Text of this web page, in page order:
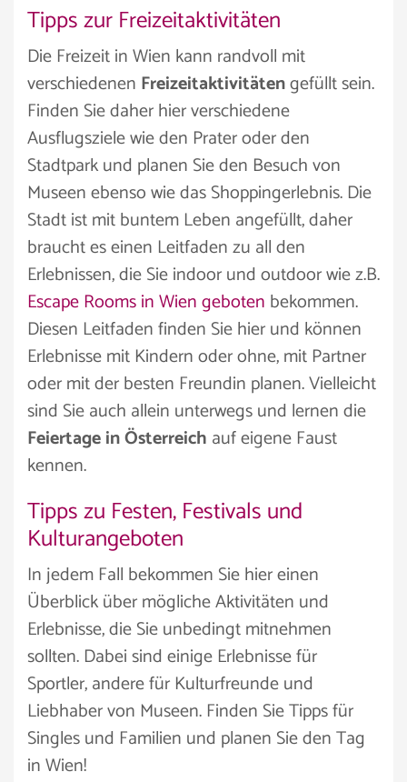
Tipps zur Freizeitaktivitäten
Die Freizeit in Wien kann randvoll mit
verschiedenen Freizeitaktivitätengefüllt sein.
Finden Sie daher hier verschiedene
Ausflugsziele wie den Prater oder den
Stadtpark und planen Sie den Besuch von
Museen ebenso wie das Shoppingerlebnis. Die
Stadt ist mit buntem Leben angefüllt, daher
braucht es einen Leitfaden zu all den
Erlebnissen, die Sie indoor und outdoor wie z.B.
Escape Rooms in Wien geboten bekommen.
Diesen Leitfaden finden Sie hier und können
Erlebnisse mit Kindern oder ohne, mit Partner
oder mit der besten Freundin planen. Vielleicht
sind Sie auch allein unterwegs und lernen die
Feiertage in Österreich auf eigene Faust
kennen.
Tipps zu Festen, Festivals und
Kulturangeboten
In jedem Fall bekommen Sie hier einen
Überblick über mögliche Aktivitäten und
Erlebnisse, die Sie unbedingt mitnehmen
sollten. Dabei sind einige Erlebnisse für
Sportler, andere für Kulturfreunde und
Liebhaber von Museen. Finden Sie Tipps für
Singles und Familien und planen Sie den Tag
in Wien!